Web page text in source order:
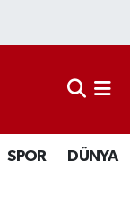
SPOR DÜNYA